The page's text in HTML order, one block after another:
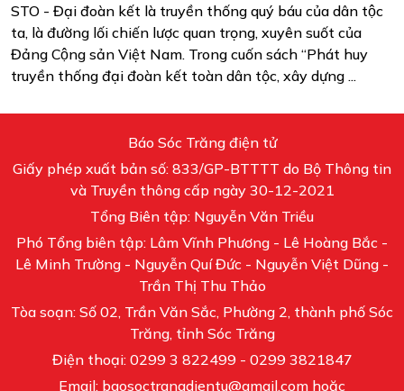
STO - Đại đoàn kết là truyền thống quý báu của dân tộc
ta, là đường lối chiến lược quan trọng, xuyên suốt của
Đảng Cộng sản Việt Nam. Trong cuốn sách “Phát huy
truyền thống đại đoàn kết toàn dân tộc, xây dựng ...
Báo Sóc Trăng điện tử
Giấy phép xuất bản số: 833/GP-BTTTT do Bộ Thông tin
và Truyền thông cấp ngày 30-12-2021
Tổng Biên tập: Nguyễn Văn Triều
Phó Tổng biên tập: Lâm Vĩnh Phương - Lê Hoàng Bắc -
Lê Minh Trường - Nguyễn Quí Đức - Nguyễn Việt Dũng -
Trần Thị Thu Thảo
Tòa soạn: Số 02, Trần Văn Sắc, Phường 2, thành phố Sóc
Trăng, tỉnh Sóc Trăng
Điện thoại: 0299 3 822499 - 0299 3821847
Email: baosoctrangdientu@gmail.com hoặc